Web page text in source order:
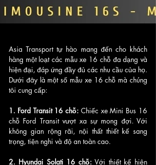
Asia Transport tự hào mang đến cho khách
hàng một loạt các mẫu xe 16 chỗ đa dạng và
hiện đại, đáp ứng đầy đủ các nhu cầu của họ.
Dưới đây là một số mẫu xe 16 chỗ mà chúng
tôi cung cấp:
1. Ford Transit 16 chỗ: Chiếc xe Mini Bus 16
chỗ Ford Transit vượt xa sự mong đợi. Với
không gian rộng rãi, nội thất thiết kế sang
trọng, tiện nghi và độ an toàn cao.
2. Hyundai Solati 16 chỗ: Với thiết kế hiện